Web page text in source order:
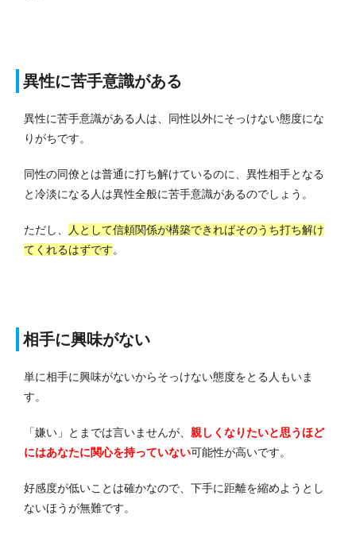
異性に苦手意識がある
異性に苦手意識がある人は、同性以外にそっけない態度にな
りがちです。
同性の同僚とは普通に打ち解けているのに、異性相手となる
と冷淡になる人は異性全般に苦手意識があるのでしょう。
ただし、
人として信頼関係が構築できればそのうち打ち解け
てくれるはずです。
相手に興味がない
単に相手に興味がないからそっけない態度をとる人もいま
す。
「嫌い」とまでは言いませんが、 親しくなりたいと思うほど
にはあなたに関心を持っていない可能性が高いです。
好感度が低いことは確かなので、下手に距離を縮めようとし
ないほうが無難です。